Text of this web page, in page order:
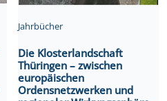
Jahrbücher
Die Klosterlandschaft
Thüringen – zwischen
europäischen
Ordensnetzwerken und